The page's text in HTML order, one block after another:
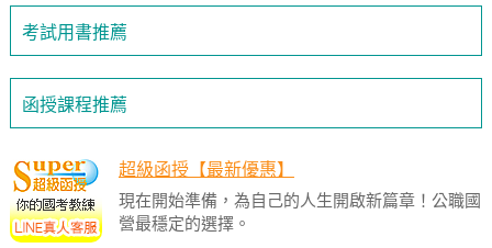
考試用書推薦
函授課程推薦
超級函授【最新優惠】
現在開始準備，為自己的人生開啟新篇章！公職國
營最穩定的選擇。